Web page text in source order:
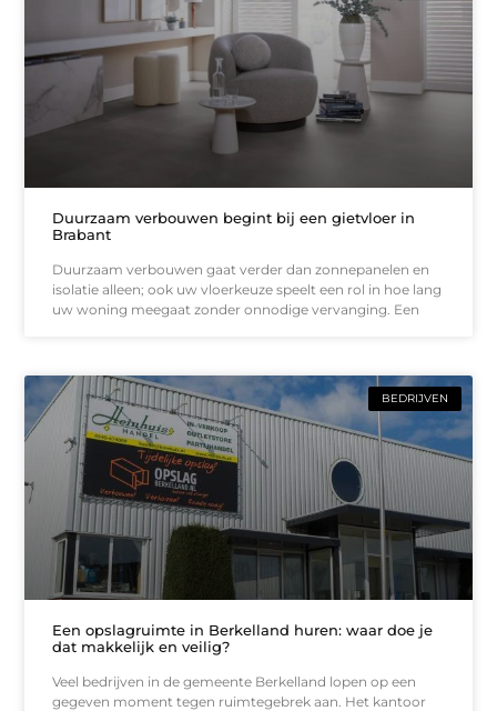
Duurzaam verbouwen begint bij een gietvloer in
Brabant
Duurzaam verbouwen gaat verder dan zonnepanelen en
isolatie alleen; ook uw vloerkeuze speelt een rol in hoe lang
uw woning meegaat zonder onnodige vervanging. Een
BEDRIJVEN
Een opslagruimte in Berkelland huren: waar doe je
dat makkelijk en veilig?
Veel bedrijven in de gemeente Berkelland lopen op een
gegeven moment tegen ruimtegebrek aan. Het kantoor